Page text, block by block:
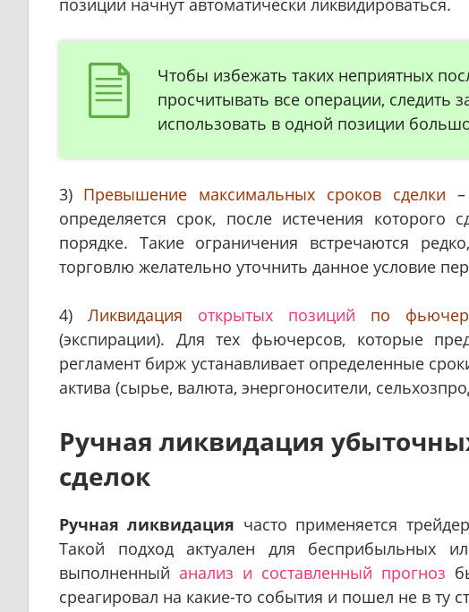
Чтобы избежать таких неприятных
просчитывать все операции, следить
использовать в одной позиции
3) Превышение максимальных сроков сделки
определяется срок, после истечения которого
порядке. Такие ограничения встречаются
торговлю желательно уточнить данное условие
4) Ликвидация открытых позиций по
(экспирации). Для тех фьючерсов, которые
регламент бирж устанавливает определенные
актива (сырье, валюта, энергоносители,
Ручная ликвидация
сделок
Ручная ликвидация часто применяется
Такой подход актуален для бесприбыльных
выполненный анализ и составленный прогноз
среагировал на какие-то события и пошел не в ту